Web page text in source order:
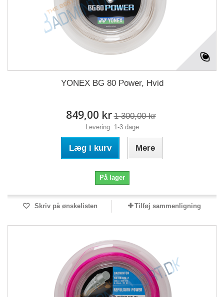
YONEX BG 80 Power, Hvid
849,00 kr 1 300,00 kr
Levering: 1-3 dage
Læg i kurv Mere
På lager
Skriv på ønskelisten Tilføj sammenligning